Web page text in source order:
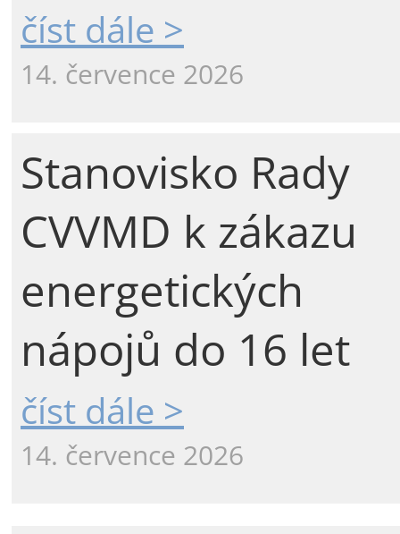
číst dále >
14. července 2026
Stanovisko Rady
CVVMD k zákazu
energetických
nápojů do 16 let
číst dále >
14. července 2026